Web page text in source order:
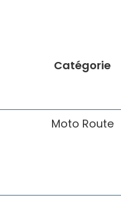
Catégorie
Moto Route